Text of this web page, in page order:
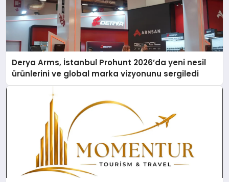
Derya Arms, İstanbul Prohunt 2026’da yeni nesil
ürünlerini ve global marka vizyonunu sergiledi